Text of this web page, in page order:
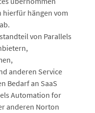
hierfür hängen vom
von Parallels
anderen Service
Bedarf an SaaS
Automation for
anderen Norton